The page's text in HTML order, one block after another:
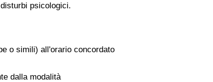
psicologici.
o simili) all'orario concordato
dalla modalità